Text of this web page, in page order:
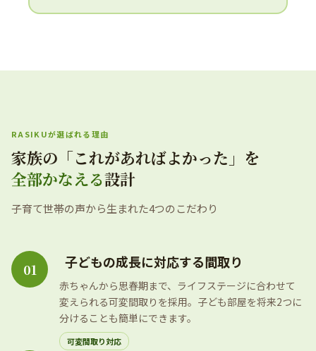
RASIKUが選ばれる理由
家族の「これがあればよかった」を
全部かなえる設計
子育て世帯の声から生まれた4つのこだわり
01 子どもの成長に対応する間取り
赤ちゃんから思春期まで、ライフステージに合わせて
変えられる可変間取りを採用。子ども部屋を将来2つに
分けることも簡単にできます。
可変間取り対応